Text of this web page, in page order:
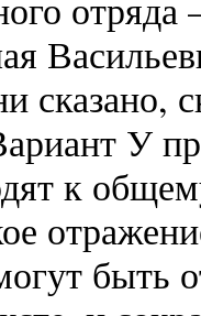
сказано,
У
к
быть